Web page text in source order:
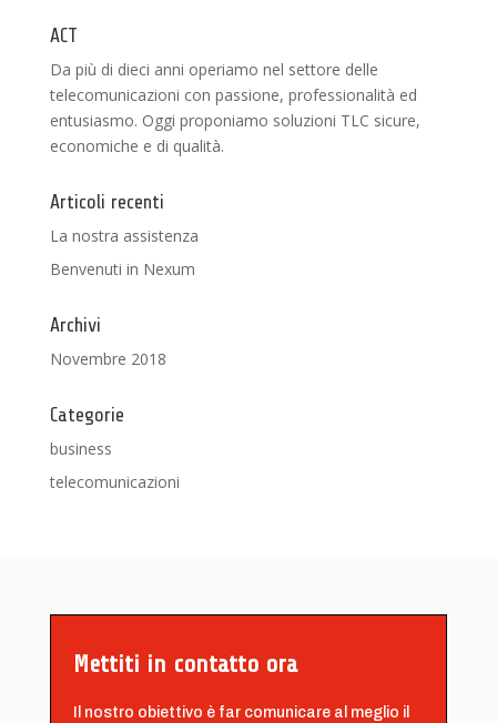
ACT
Da più di dieci anni operiamo nel settore delle
telecomunicazioni con passione, professionalità ed
entusiasmo. Oggi proponiamo soluzioni TLC sicure,
economiche e di qualità.
Articoli recenti
La nostra assistenza
Benvenuti in Nexum
Archivi
Novembre 2018
Categorie
business
telecomunicazioni
Mettiti in contatto ora
Il nostro obiettivo è far comunicare al meglio il